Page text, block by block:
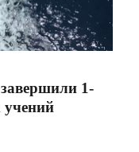
1-
учений